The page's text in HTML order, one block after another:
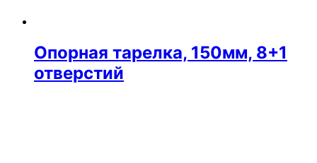
Опорная тарелка, 150мм, 8+1
отверстий